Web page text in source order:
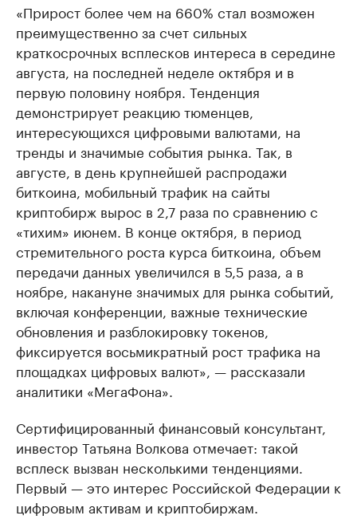
«Прирост более чем на 660% стал возможен
преимущественно за счет сильных
краткосрочных всплесков интереса в середине
августа, на последней неделе октября и в
первую половину ноября. Тенденция
демонстрирует реакцию тюменцев,
интересующихся цифровыми валютами, на
тренды и значимые события рынка. Так, в
августе, в день крупнейшей распродажи
биткоина, мобильный трафик на сайты
криптобирж вырос в 2,7 раза по сравнению с
«тихим» июнем. В конце октября, в период
стремительного роста курса биткоина, объем
передачи данных увеличился в 5,5 раза, а в
ноябре, накануне значимых для рынка событий,
включая конференции, важные технические
обновления и разблокировку токенов,
фиксируется восьмикратный рост трафика на
площадках цифровых валют», — рассказали
аналитики «МегаФона».
Сертифицированный финансовый консультант,
инвестор Татьяна Волкова отмечает: такой
всплеск вызван несколькими тенденциями.
Первый — это интерес Российской Федерации к
цифровым активам и криптобиржам.